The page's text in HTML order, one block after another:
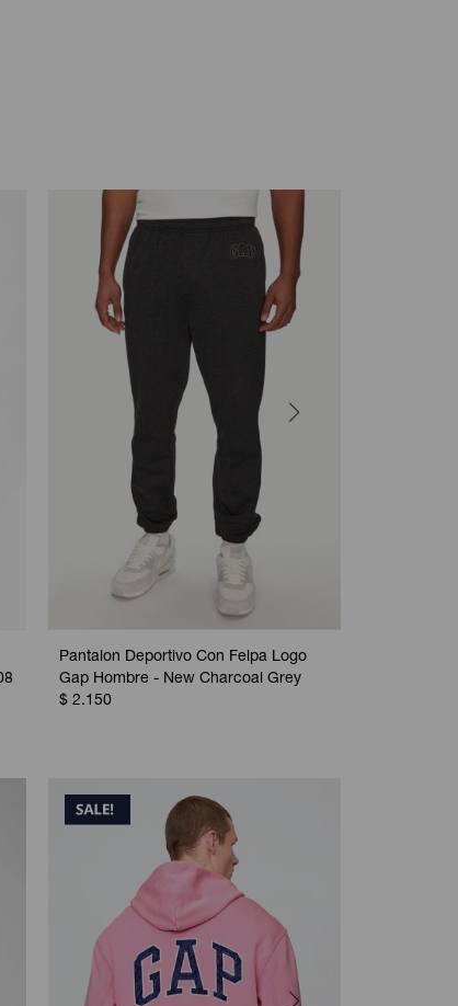
Pantalon Deportivo Con Felpa Logo
Gap Hombre - New Charcoal Grey
$ 2.150